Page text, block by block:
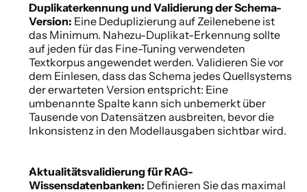
Duplikaterkennung und Validierung der Schema-
Version: Eine Deduplizierung auf Zeilenebene ist
das Minimum. Nahezu-Duplikat-Erkennung sollte
auf jeden für das Fine-Tuning verwendeten
Textkorpus angewendet werden. Validieren Sie vor
dem Einlesen, dass das Schema jedes Quellsystems
der erwarteten Version entspricht: Eine
umbenannte Spalte kann sich unbemerkt über
Tausende von Datensätzen ausbreiten, bevor die
Inkonsistenz in den Modellausgaben sichtbar wird.
Aktualitätsvalidierung für RAG-
Wissensdatenbanken: Definieren Sie das maximal